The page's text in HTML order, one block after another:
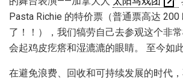
Pasta Richie 的特价票（普通票高达 200
了！！），我们犒劳自己去参观这个非
会起鸡皮疙瘩和湿漉漉的眼睛。 至今如此
在避免浪费、回收和可持续发展的时代